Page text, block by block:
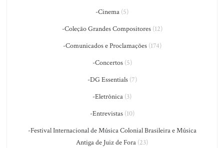
-Cinema (5)
-Coleção Grandes Compositores(12)
-Comunicados e Proclamações(174)
-Concertos(5)
-DG Essentials(7)
-Eletrônica (3)
-Entrevistas(10)
-Festival Internacional de Música Colonial Brasileira e Música
Antiga de Juiz de Fora (23)